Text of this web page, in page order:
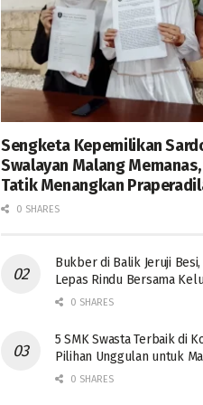
Sengketa Kepemilikan
Swalayan Malang Memanas,
Tatik Menangkan
0 SHARES
Bukber di Balik Jeruji
Lepas Rindu Bersama
0 SHARES
5 SMK Swasta Terbaik di
Pilihan Unggulan untuk
0 SHARES